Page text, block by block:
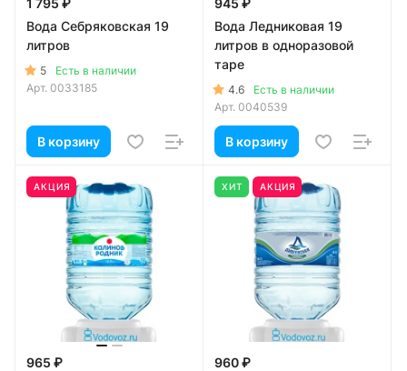
1 795 ₽
Вода Себряковская 19
литров
5
Есть в наличии
Арт. 0033185
В корзину
945 ₽
Вода Ледниковая 19
литров в одноразовой
таре
4.6
Есть в наличии
Арт. 0040539
В корзину
АКЦИЯ
965 ₽
ХИТ АКЦИЯ
960 ₽